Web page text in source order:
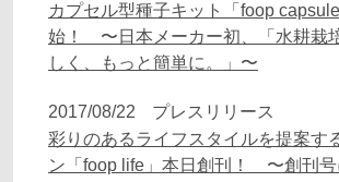
カプセル型種子キット「foop
始！ 〜日本メーカー初、「水耕栽
しく、もっと簡単に。」〜
2017/08/22
プレスリリース
彩りのあるライフスタイルを提案す
ン「foop life」本日創刊！ 〜創刊号